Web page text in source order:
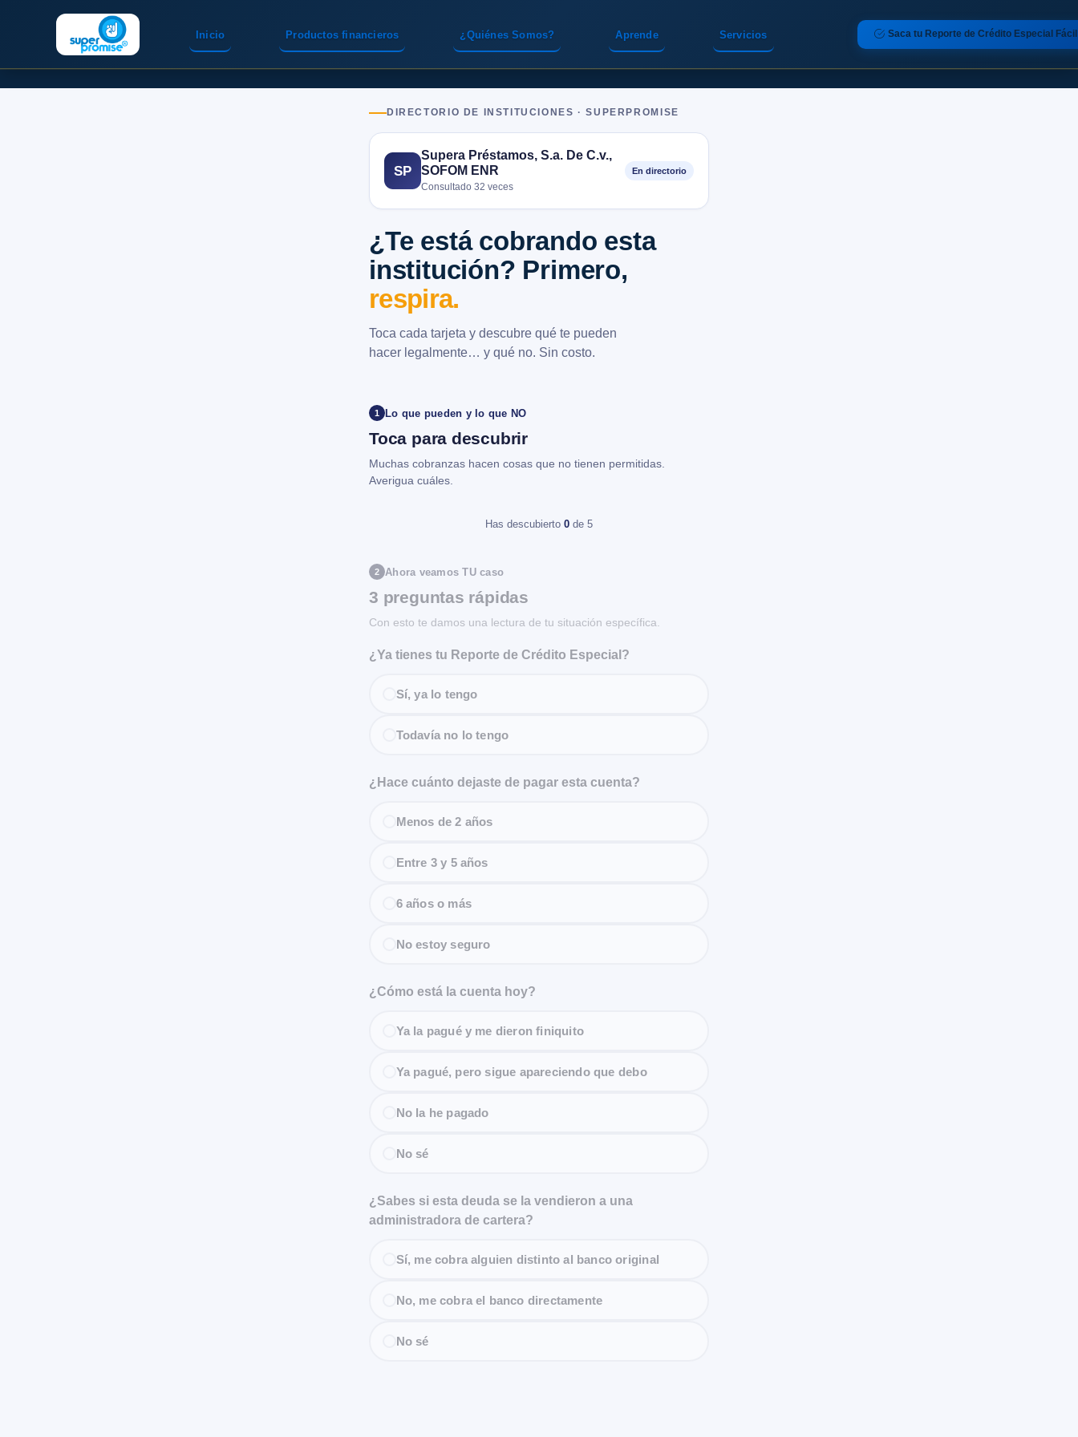
Inicio Servicios
Productos financieros ¿Quiénes Somos? Aprende Saca tu Reporte de Crédito Especial Fácil
DIRECTORIO DE INSTITUCIONES · SUPERPROMISE
SP
Supera Préstamos, S.a. De C.v.,
SOFOM ENR
Consultado 32 veces
En directorio
¿Te está cobrando esta
institución? Primero,
respira.
Toca cada tarjeta y descubre qué te pueden
hacer legalmente… y qué no. Sin costo.
1 Lo que pueden y lo que NO
Toca para descubrir
Muchas cobranzas hacen cosas que no tienen permitidas.
Averigua cuáles.
Has descubierto 0 de 5
2 Ahora veamos TU caso
3 preguntas rápidas
Con esto te damos una lectura de tu situación específica.
¿Ya tienes tu Reporte de Crédito Especial?
Sí, ya lo tengo
Todavía no lo tengo
¿Hace cuánto dejaste de pagar esta cuenta?
Menos de 2 años
Entre 3 y 5 años
6 años o más
No estoy seguro
¿Cómo está la cuenta hoy?
Ya la pagué y me dieron finiquito
Ya pagué, pero sigue apareciendo que debo
No la he pagado
No sé
¿Sabes si esta deuda se la vendieron a una
administradora de cartera?
Sí, me cobra alguien distinto al banco original
No, me cobra el banco directamente
No sé